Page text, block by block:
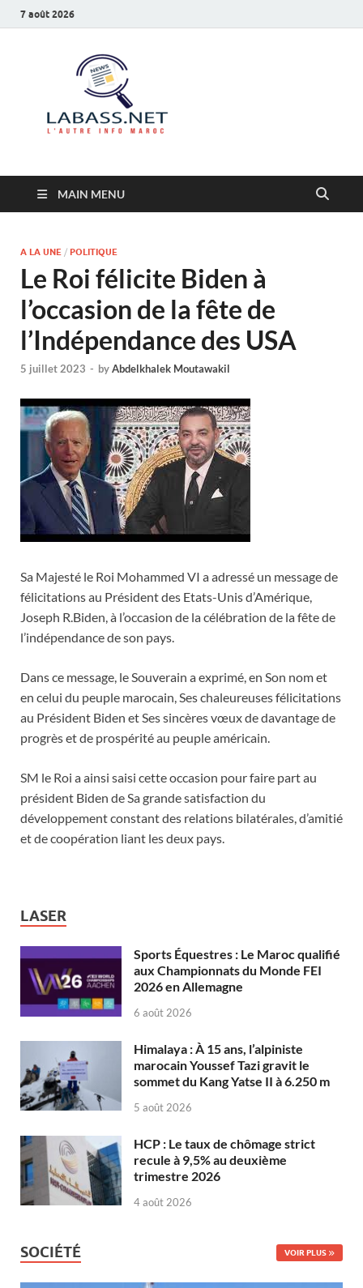
7 août 2026
MAIN MENU
A LA UNE / POLITIQUE
Le Roi félicite Biden à
l’occasion de la fête de
l’Indépendance des USA
5 juillet 2023 - byAbdelkhalek Moutawakil
Sa Majesté le Roi Mohammed VI a adressé un message de
félicitations au Président des Etats-Unis d’Amérique,
Joseph R.Biden, à l’occasion de la célébration de la fête de
l’indépendance de son pays.
Dans ce message, le Souverain a exprimé, en Son nom et
en celui du peuple marocain, Ses chaleureuses félicitations
au Président Biden et Ses sincères vœux de davantage de
progrès et de prospérité au peuple américain.
SM le Roi a ainsi saisi cette occasion pour faire part au
président Biden de Sa grande satisfaction du
développement constant des relations bilatérales, d’amitié
et de coopération liant les deux pays.
LASER
Sports Équestres : Le Maroc qualifié
aux Championnats du Monde FEI
2026 en Allemagne
6 août 2026
Himalaya : À 15 ans, l’alpiniste
marocain Youssef Tazi gravit le
sommet du Kang Yatse II à 6.250 m
5 août 2026
HCP : Le taux de chômage strict
recule à 9,5% au deuxième
trimestre 2026
4 août 2026
SOCIÉTÉ VOIR PLUS